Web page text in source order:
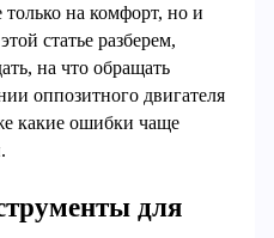
только на комфорт, но и
статье разберем,
на что обращать
оппозитного двигателя
какие ошибки чаще
для